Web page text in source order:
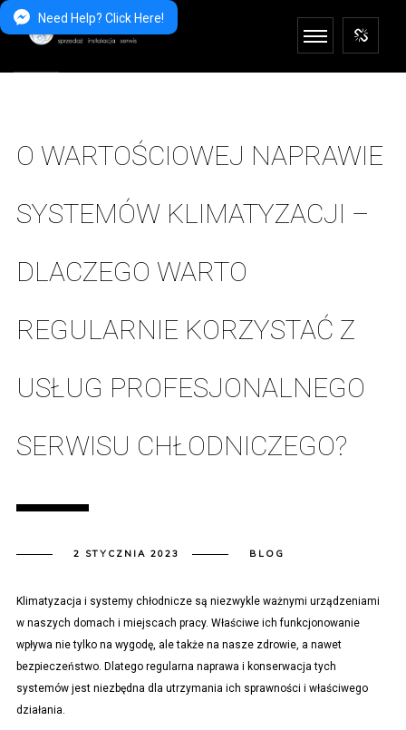
Need Help? Click Here!
O WARTOŚCIOWEJ NAPRAWIE
SYSTEMÓW KLIMATYZACJI –
DLACZEGO WARTO
REGULARNIE KORZYSTAĆ Z
USŁUG PROFESJONALNEGO
SERWISU CHŁODNICZEGO?
2 STYCZNIA 2023 BLOG
Klimatyzacja i systemy chłodnicze są niezwykle ważnymi urządzeniami
w naszych domach i miejscach pracy. Właściwe ich funkcjonowanie
wpływa nie tylko na wygodę, ale także na nasze zdrowie, a nawet
bezpieczeństwo. Dlatego regularna naprawa i konserwacja tych
systemów jest niezbędna dla utrzymania ich sprawności i właściwego
działania.